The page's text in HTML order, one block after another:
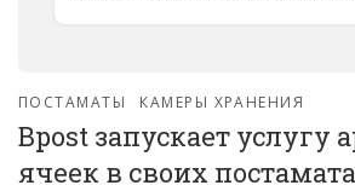
ПОСТАМАТЫ КАМЕРЫ ХРАНЕНИЯ
Bpost запускает услугу
ячеек в своих